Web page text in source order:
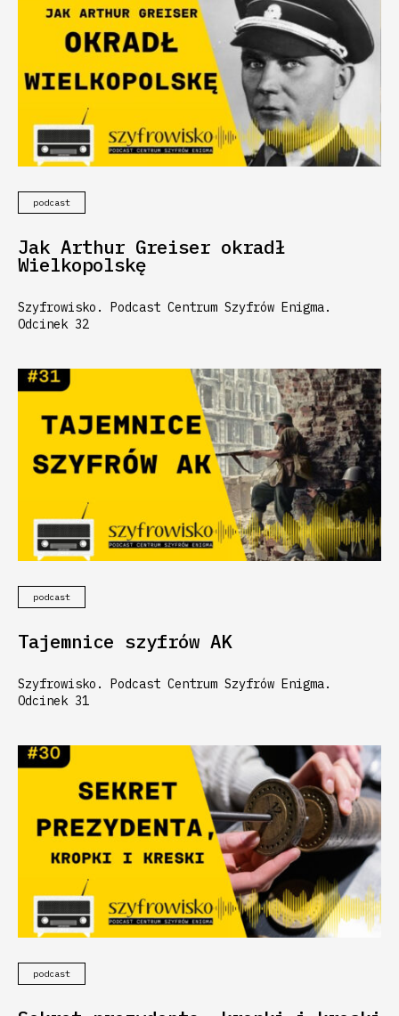
podcast
Jak Arthur Greiser okradł
Wielkopolskę
Szyfrowisko. Podcast Centrum Szyfrów Enigma.
Odcinek 32
podcast
Tajemnice szyfrów AK
Szyfrowisko. Podcast Centrum Szyfrów Enigma.
Odcinek 31
podcast